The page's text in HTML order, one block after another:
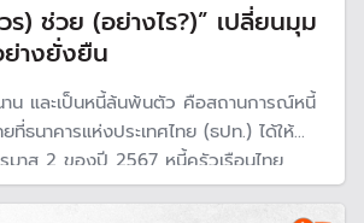
) ช่วย (อย่างไร?)” เปลี่ยนมุม
างยั่งยืน
าน และเป็นหนี้ล้นพ้นตัว คือสถานการณ์หนี้
ที่ธนาคารแห่งประเทศไทย (ธปท.) ได้ให้
รมาส 2 ของปี 2567 หนี้ครัวเรือนไทย
งถึง 89.6% ของผลิตภัณฑ์มวลรวมภายใน